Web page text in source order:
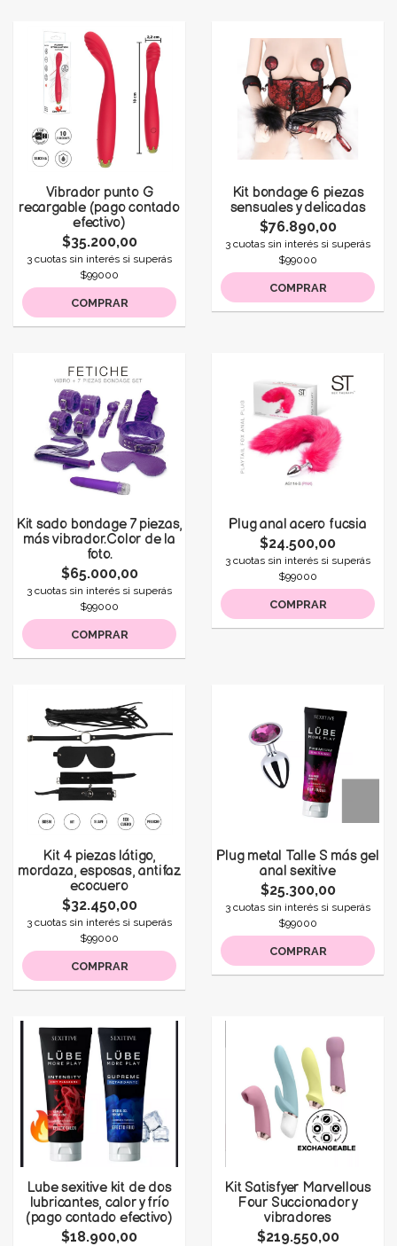
Vibrador punto G
recargable (pago contado
efectivo)
$35.200,00
3 cuotas sin interés si superás
$99000
COMPRAR
Kit bondage 6 piezas
sensuales y delicadas
$76.890,00
3 cuotas sin interés si superás
$99000
COMPRAR
Kit sado bondage 7 piezas,
más vibrador.Color de la
foto.
$65.000,00
3 cuotas sin interés si superás
$99000
COMPRAR
Plug anal acero fucsia
$24.500,00
3 cuotas sin interés si superás
$99000
COMPRAR
Kit 4 piezas látigo,
mordaza, esposas, antifaz
ecocuero
$32.450,00
3 cuotas sin interés si superás
$99000
COMPRAR
Plug metal Talle S más gel
anal sexitive
$25.300,00
3 cuotas sin interés si superás
$99000
COMPRAR
Lube sexitive kit de dos
lubricantes, calor y frío
(pago contado efectivo)
$18.900,00
Kit Satisfyer Marvellous
Four Succionador y
vibradores
$219.550,00